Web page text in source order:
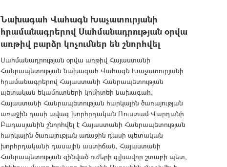
Նախագահ Վահագն Խաչատուրյանի
հրամանագրերով Սահմանադրության օրվա
առթիվ բարձր կոչումներ են շնորհվել
Սահմանադրության օրվա առթիվ Հայաստանի
Հանրապետության նախագահ Վահագն Խաչատուրյանի
հրամանագրերով Հայաստանի Հանրապետության
պետական եկամուտների կոմիտեի նախագահ,
Հայաստանի Հանրապետության հարկային ծառայության
առաջին դասի ավագ խորհրդական Ռուստամ Վարդանի
Բադասյանին շնորհվել է Հայաստանի Հանրապետության
հարկային ծառայության առաջին դասի պետական
խորհրդականի դասային աստիճան, Հայաստանի
Հանրապետության զինված ուժերի գլխավոր շտաբի պետ,